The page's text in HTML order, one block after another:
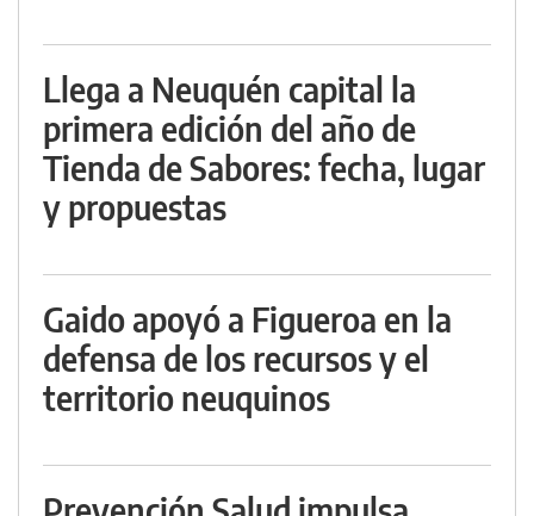
Llega a Neuquén capital la
primera edición del año de
Tienda de Sabores: fecha, lugar
y propuestas
Gaido apoyó a Figueroa en la
defensa de los recursos y el
territorio neuquinos